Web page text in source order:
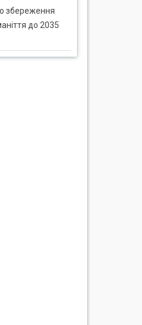
збереження
до 2035